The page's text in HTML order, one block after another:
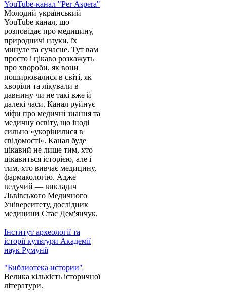
YouTube-канал "Per Áspera"
Молодий український
YouTube канал, що
розповідає про медицину,
природничі науки, їх
минуле та сучасне. Тут вам
просто і цікаво розкажуть
про хвороби, як вони
поширювалися в світі, як
хворіли та лікували в
давнину чи не такі вже й
далекі часи. Канал руйнує
міфи про медичні знання та
медичну освіту, що іноді
сильно «укорінилися в
свідомості». Канал буде
цікавий не лише тим, хто
цікавиться історією, але і
тим, хто вивчає медицину,
фармакологію. Адже
ведучий — викладач
Львівського Медичного
Університету, дослідник
медицини Стас Дем'янчук.
Інститут археології та
історії культури Академії
наук Румунії
"Библиотека истории"
Велика кількість історичної
літератури.